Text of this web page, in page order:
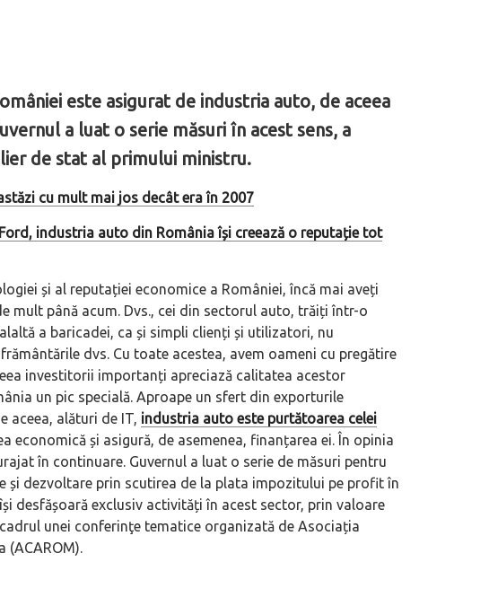
este asigurat de industria auto, de aceea
a luat o serie măsuri în acest sens, a
de stat al primului ministru.
cu mult mai jos decât era în 2007
industria auto din România își creează o reputație tot
și al reputației economice a României, încă mai aveți
mult până acum. Dvs., cei din sectorul auto, trăiți într-o
a baricadei, ca și simpli clienți și utilizatori, nu
dvs. Cu toate acestea, avem oameni cu pregătire
investitorii importanți apreciază calitatea acestor
un pic specială. Aproape un sfert din exporturile
aceea, alături de IT, industria auto este purtătoarea celei
economică și asigură, de asemenea, finanțarea ei. În opinia
în continuare. Guvernul a luat o serie de măsuri pentru
și dezvoltare prin scutirea de la plata impozitului pe profit în
desfășoară exclusiv activități în acest sector, prin valoare
unei conferinţe tematice organizată de Asociația